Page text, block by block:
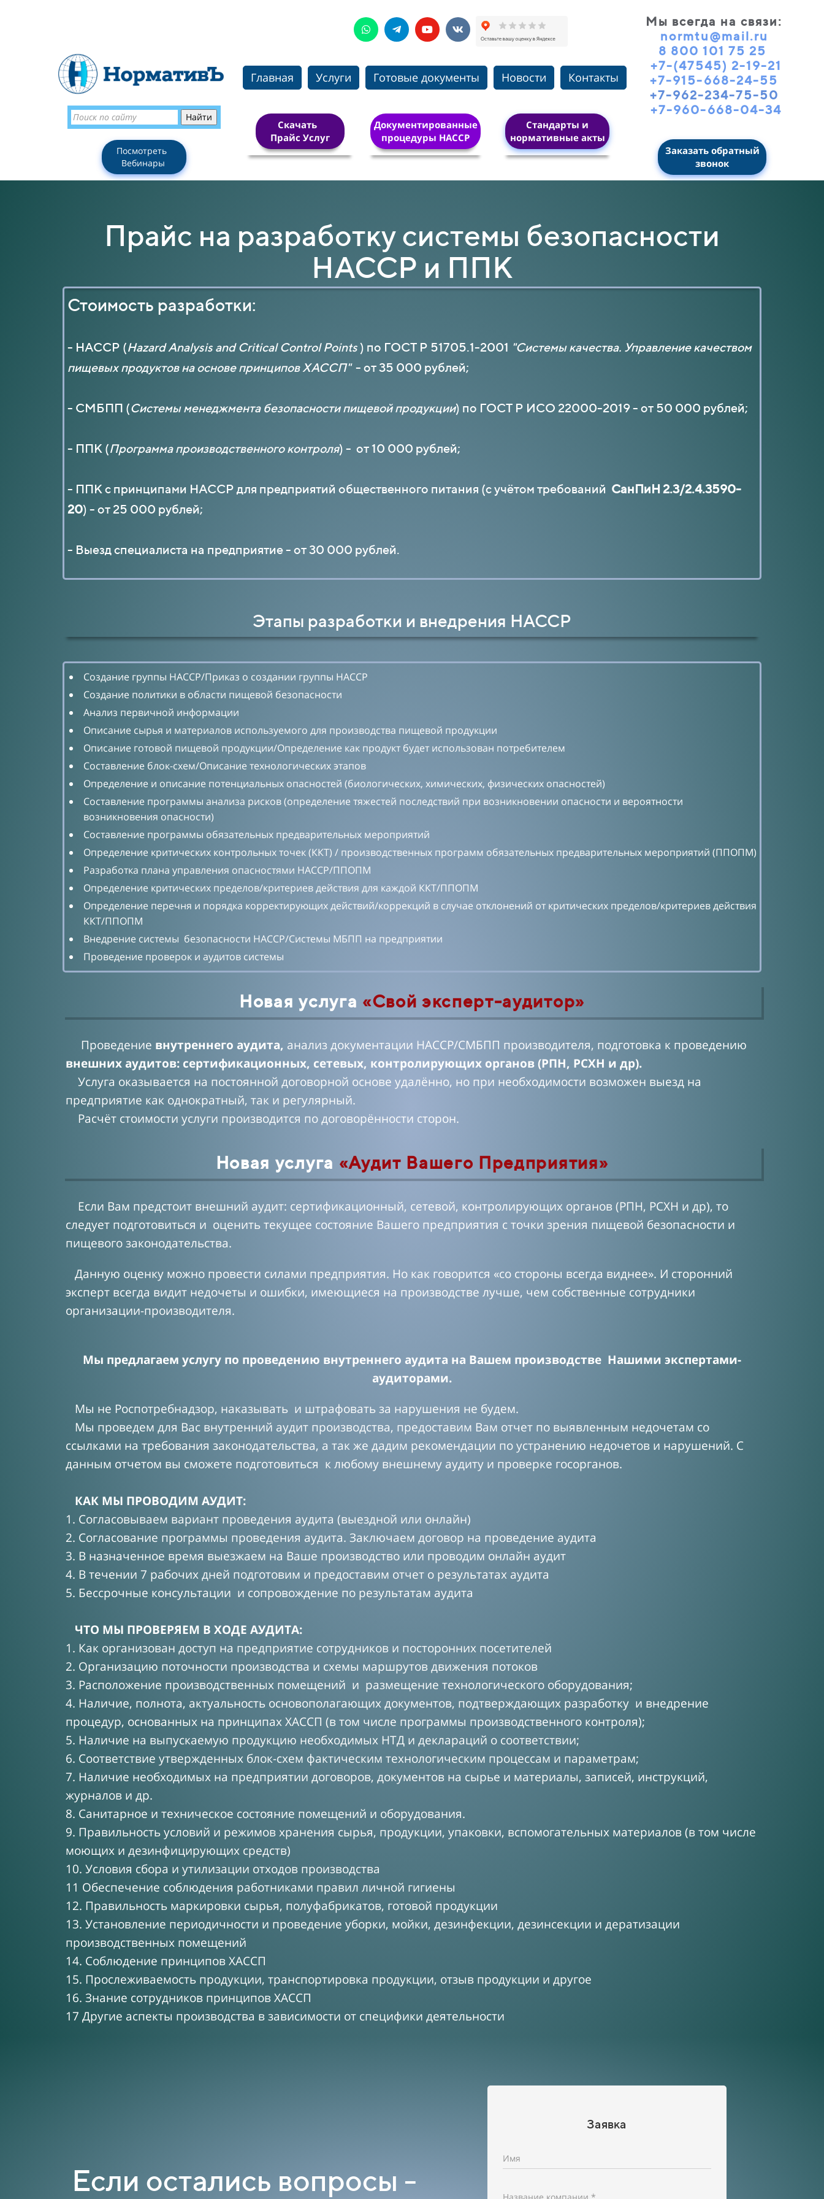
Главная Услуги Готовые документы Новости Контакты
Мы всегда на связи:
normtu@mail.ru
8 800 101 75 25
+7-(47545) 2-19-21
+7-915-668-24-55
+7-962-234-75-50
+7-960-668-04-34
Заказать обратный
звонок
Посмотреть
Вебинары
Скачать
Прайс Услуг
Документированные
процедуры HACCP
Стандарты и
нормативные акты
Прайс на разработку системы безопасности
НАССР и ППК
Стоимость разработки:
- НАССР (Hazard Analysis and Critical Control Points) по ГОСТ Р 51705.1-2001 "Системы качества. Управление качеством
пищевых продуктов на основе принципов ХАССП"- от 35 000 рублей;
- СМБПП (Системы менеджмента безопасности пищевой продукции) по ГОСТ Р ИСО 22000-2019 - от 50 000 рублей;
- ППК (Программа производственного контроля) - от 10 000 рублей;
- ППК с принципами НАССР для предприятий общественного питания (с учётом требований СанПиН 2.3/2.4.3590-
20) - от 25 000 рублей;
- Выезд специалиста на предприятие - от 30 000 рублей.
Этапы разработки и внедрения НАССР
Создание группы НАССР/Приказ о создании группы НАССР
Создание политики в области пищевой безопасности
Анализ первичной информации
Описание сырья и материалов используемого для производства пищевой продукции
Описание готовой пищевой продукции/Определение как продукт будет использован потребителем
Составление блок-схем/Описание технологических этапов
Определение и описание потенциальных опасностей (биологических, химических, физических опасностей)
Составление программы анализа рисков (определение тяжестей последствий при возникновении опасности и вероятности
возникновения опасности)
Составление программы обязательных предварительных мероприятий
Определение критических контрольных точек (ККТ) / производственных программ обязательных предварительных мероприятий (ППОПМ)
Разработка плана управления опасностями НАССР/ППОПМ
Определение критических пределов/критериев действия для каждой ККТ/ППОПМ
Определение перечня и порядка корректирующих действий/коррекций в случае отклонений от критических пределов/критериев действия
ККТ/ППОПМ
Внедрение системы безопасности НАССР/Системы МБПП на предприятии
Проведение проверок и аудитов системы
Новая услуга «Свой эксперт-аудитор»
Проведение внутреннего аудита, анализ документации НАССР/СМБПП производителя, подготовка к проведению
внешних аудитов: сертификационных, сетевых, контролирующих органов (РПН, РСХН и др).
Услуга оказывается на постоянной договорной основе удалённо, но при необходимости возможен выезд на
предприятие как однократный, так и регулярный.
Расчёт стоимости услуги производится по договорённости сторон.
Новая услуга «Аудит Вашего Предприятия»
Если Вам предстоит внешний аудит: сертификационный, сетевой, контролирующих органов (РПН, РСХН и др), то
следует подготовиться и оценить текущее состояние Вашего предприятия с точки зрения пищевой безопасности и
пищевого законодательства.
Данную оценку можно провести силами предприятия. Но как говорится «со стороны всегда виднее». И сторонний
эксперт всегда видит недочеты и ошибки, имеющиеся на производстве лучше, чем собственные сотрудники
организации-производителя.
Мы предлагаем услугу по проведению внутреннего аудита на Вашем производстве Нашими экспертами-
аудиторами.
Мы не Роспотребнадзор, наказывать и штрафовать за нарушения не будем.
Мы проведем для Вас внутренний аудит производства, предоставим Вам отчет по выявленным недочетам со
ссылками на требования законодательства, а так же дадим рекомендации по устранению недочетов и нарушений. С
данным отчетом вы сможете подготовиться к любому внешнему аудиту и проверке госорганов.
КАК МЫ ПРОВОДИМ АУДИТ:
1. Согласовываем вариант проведения аудита (выездной или онлайн)
2. Согласование программы проведения аудита. Заключаем договор на проведение аудита
3. В назначенное время выезжаем на Ваше производство или проводим онлайн аудит
4. В течении 7 рабочих дней подготовим и предоставим отчет о результатах аудита
5. Бессрочные консультации и сопровождение по результатам аудита
ЧТО МЫ ПРОВЕРЯЕМ В ХОДЕ АУДИТА:
1. Как организован доступ на предприятие сотрудников и посторонних посетителей
2. Организацию поточности производства и схемы маршрутов движения потоков
3. Расположение производственных помещений и размещение технологического оборудования;
4. Наличие, полнота, актуальность основополагающих документов, подтверждающих разработку и внедрение
процедур, основанных на принципах ХАССП (в том числе программы производственного контроля);
5. Наличие на выпускаемую продукцию необходимых НТД и деклараций о соответствии;
6. Соответствие утвержденных блок-схем фактическим технологическим процессам и параметрам;
7. Наличие необходимых на предприятии договоров, документов на сырье и материалы, записей, инструкций,
журналов и др.
8. Санитарное и техническое состояние помещений и оборудования.
9. Правильность условий и режимов хранения сырья, продукции, упаковки, вспомогательных материалов (в том числе
моющих и дезинфицирующих средств)
10. Условия сбора и утилизации отходов производства
11 Обеспечение соблюдения работниками правил личной гигиены
12. Правильность маркировки сырья, полуфабрикатов, готовой продукции
13. Установление периодичности и проведение уборки, мойки, дезинфекции, дезинсекции и дератизации
производственных помещений
14. Соблюдение принципов ХАССП
15. Прослеживаемость продукции, транспортировка продукции, отзыв продукции и другое
16. Знание сотрудников принципов ХАССП
17 Другие аспекты производства в зависимости от специфики деятельности
Если остались вопросы -
Заявка
Имя